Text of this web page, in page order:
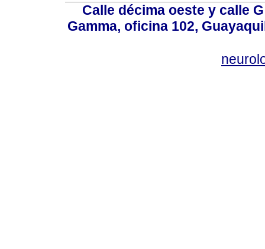
Calle décima oeste y calle
Gamma, oficina 102,